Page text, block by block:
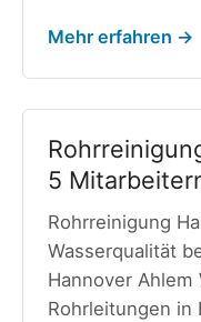
Mehr erfahren →
5
Rohrreinigung
Wasserqualität
Hannover Ahlem
Rohrleitungen in